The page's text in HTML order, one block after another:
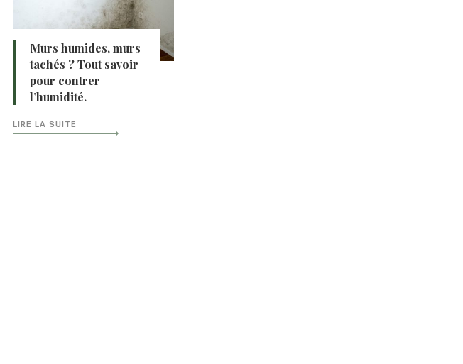
Murs humides, murs
tachés ? Tout savoir
pour contrer
l’humidité.
LIRE LA SUITE